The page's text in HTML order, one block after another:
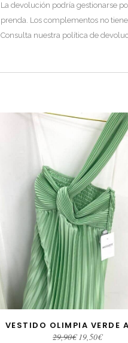
La devolución podría gestionarse
prenda. Los complementos no
Consulta nuestra política de
AÑADIR AL CARRITO
VESTIDO OLIMPIA VERDE
29,90€ El
19,50€El